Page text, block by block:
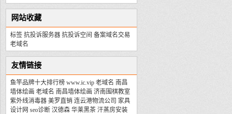
网站收藏
标签 抗投诉服务器 抗投诉空间 备案域名交易
老域名
友情链接
鱼竿品牌十大排行榜 www.ic.vip 老域名 南昌
墙体绘画 老域名 南昌墙体绘画 济南围棋教室
紫外线消毒器 美罗直销 连云港物流公司 家具
设计网 seo诊断 汉德森 华莱黑茶 汗蒸房安装